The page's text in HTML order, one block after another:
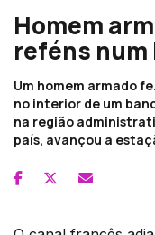
Homem
reféns num
Um homem armado
no interior de um
na região
país, avançou a